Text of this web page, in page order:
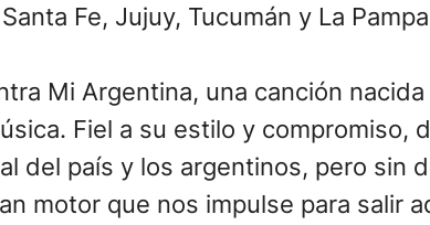
Fe, Jujuy, Tucumán y La
Mi Argentina, una canción
Fiel a su estilo y compromiso,
del país y los argentinos, pero sin
motor que nos impulse para salir